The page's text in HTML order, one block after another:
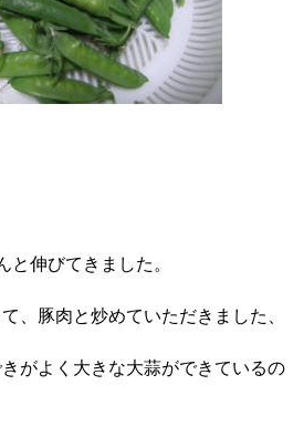
と伸びてきました。
、豚肉と炒めていただきました、
がよく大きな大蒜ができているの